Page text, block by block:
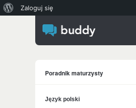
Poradnik maturzysty
Język polski
WordPressie
Zaloguj się